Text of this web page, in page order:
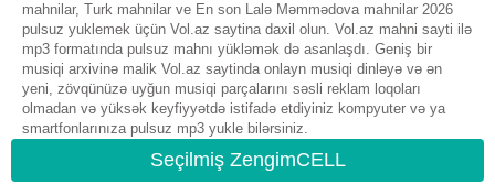
mahnilar, Turk mahnilar ve En son Lalə Məmmədova mahnilar 2026
pulsuz yuklemek üçün Vol.az saytina daxil olun. Vol.az mahni sayti ilə
mp3 formatında pulsuz mahnı yükləmək də asanlaşdı. Geniş bir
musiqi arxivinə malik Vol.az saytinda onlayn musiqi dinləyə və ən
yeni, zövqünüzə uyğun musiqi parçalarını səsli reklam loqoları
olmadan və yüksək keyfiyyətdə istifadə etdiyiniz kompyuter və ya
smartfonlarınıza pulsuz mp3 yukle bilərsiniz.
Seçilmiş ZengimCELL